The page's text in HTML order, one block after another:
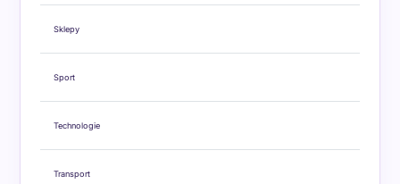
Sklepy
Sport
Technologie
Transport